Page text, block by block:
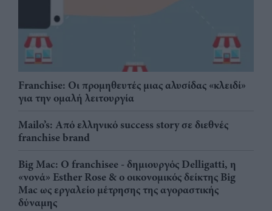
Franchise: Οι προμηθευτές μιας αλυσίδας «κλειδί»
για την ομαλή λειτουργία
Mailo’s: Από ελληνικό success story σε διεθνές
franchise brand
Big Mac: Ο franchisee - δημιουργός Delligatti, η
«νονά» Esther Rose & ο οικονομικός δείκτης Big
Mac ως εργαλείο μέτρησης της αγοραστικής
δύναμης